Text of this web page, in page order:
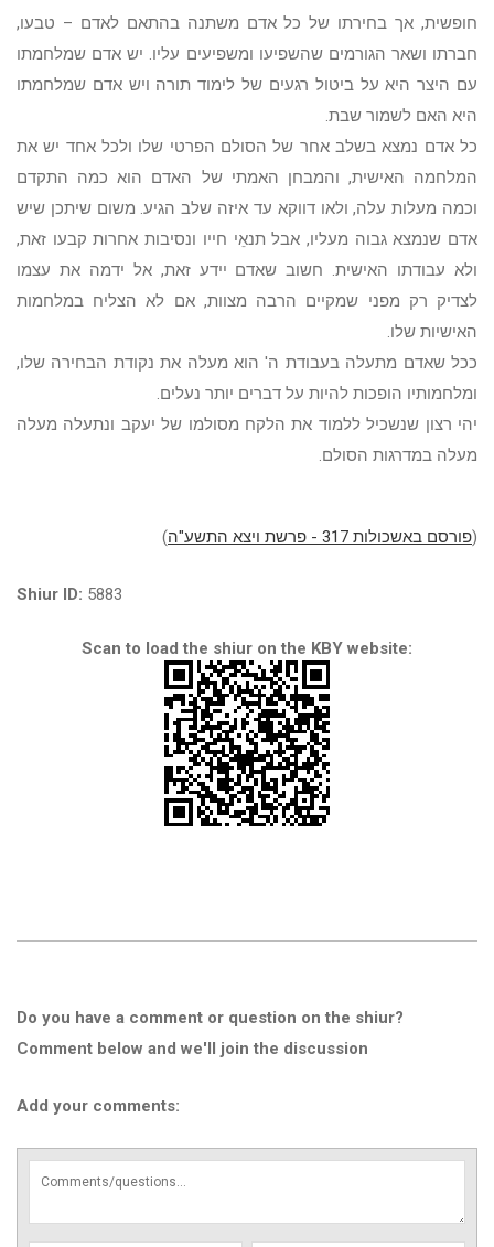
חופשית, אך בחירתו של כל אדם משתנה בהתאם לאדם – טבעו,
חברתו ושאר הגורמים שהשפיעו ומשפיעים עליו. יש אדם שמלחמתו
עם היצר היא על ביטול רגעים של לימוד תורה ויש אדם שמלחמתו
היא האם לשמור שבת.
כל אדם נמצא בשלב אחר של הסולם הפרטי שלו ולכל אחד יש את
המלחמה האישית, והמבחן האמתי של האדם הוא כמה התקדם
וכמה מעלות עלה, ולאו דווקא עד איזה שלב הגיע. משום שיתכן שיש
אדם שנמצא גבוה מעליו, אבל תנאֵי חייו ונסיבות אחרות קבעו זאת,
ולא עבודתו האישית. חשוב שאדם יידע זאת, אל ידמה את עצמו
לצדיק רק מפני שמקיים הרבה מצוות, אם לא הצליח במלחמות
האישיות שלו.
ככל שאדם מתעלה בעבודת ה' הוא מעלה את נקודת הבחירה שלו,
ומלחמותיו הופכות להיות על דברים יותר נעלים.
יהי רצון שנשכיל ללמוד את הלקח מסולמו של יעקב ונתעלה מעלה
מעלה במדרגות הסולם.
(פורסם באשכולות 317 - פרשת ויצא התשע"ה )
Shiur ID: 5883
Scan to load the shiur on the KBY website:
Do you have a comment or question on the shiur?
Comment below and we'll join the discussion
Add your comments: